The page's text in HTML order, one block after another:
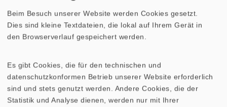
COUPLET
EXPERIENCE V 20
FIESTA 25
Beim Besuch unserer Website werden Cookies gesetzt.
Dies sind kleine Textdateien, die lokal auf Ihrem Gerät in
den Browserverlauf gespeichert werden.
Es gibt Cookies, die für den technischen und
datenschutzkonformen Betrieb unserer Website erforderlich
sind und stets genutzt werden. Andere Cookies, die der
Statistik und Analyse dienen, werden nur mit Ihrer